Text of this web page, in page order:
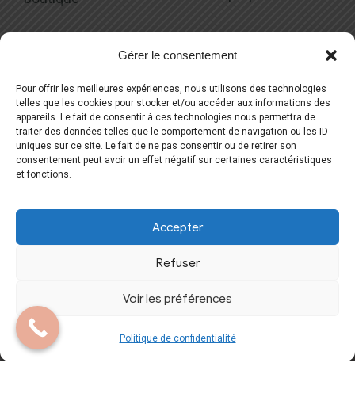
Gérer le consentement
Pour offrir les meilleures expériences, nous utilisons des technologies
telles que les cookies pour stocker et/ou accéder aux informations des
appareils. Le fait de consentir à ces technologies nous permettra de
traiter des données telles que le comportement de navigation ou les ID
uniques sur ce site. Le fait de ne pas consentir ou de retirer son
consentement peut avoir un effet négatif sur certaines caractéristiques
et fonctions.
Accepter
Refuser
Voir les préférences
Politique de confidentialité
Essayage
Contactez-nous
Mentions Légales
Politique de
confidentialité
réalisé par